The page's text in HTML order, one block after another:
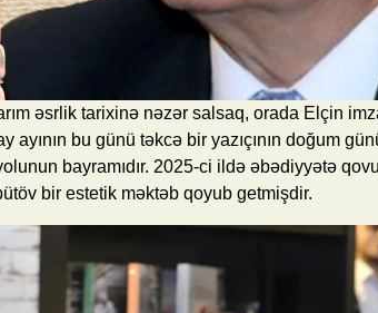
əsrlik tarixinə nəzər salsaq, orada Elçin
bu günü təkcə bir yazıçının doğum
bayramıdır. 2025-ci ildə əbədiyyətə
bir estetik məktəb qoyub getmişdir.